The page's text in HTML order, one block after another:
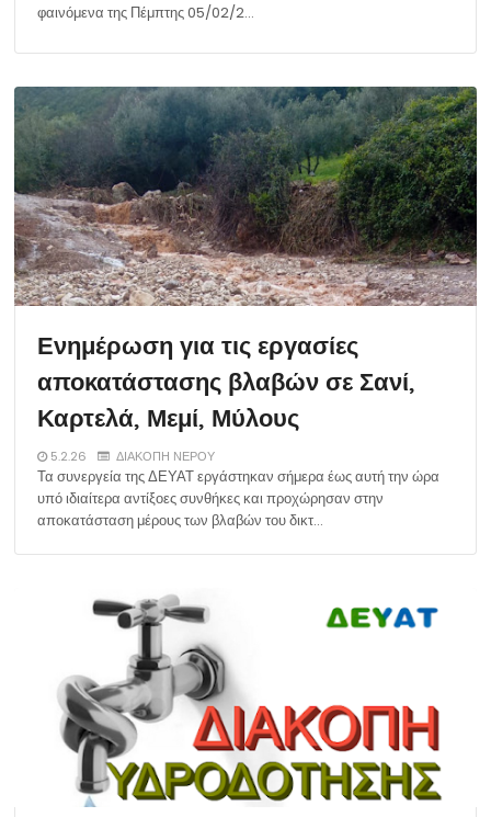
φαινόμενα της Πέμπτης 05/02/2…
Ενημέρωση για τις εργασίες
αποκατάστασης βλαβών σε Σανί,
Καρτελά, Μεμί, Μύλους
5.2.26 ΔΙΑΚΟΠΗ ΝΕΡΟΥ
Τα συνεργεία της ΔΕΥΑΤ εργάστηκαν σήμερα έως αυτή την ώρα
υπό ιδιαίτερα αντίξοες συνθήκες και προχώρησαν στην
αποκατάσταση μέρους των βλαβών του δικτ…